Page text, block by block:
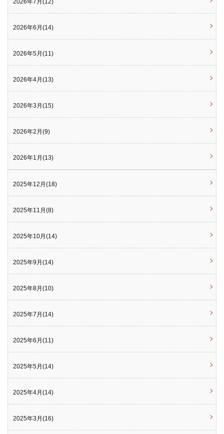
2026年7月(12)
2026年6月(14)
2026年5月(11)
2026年4月(13)
2026年3月(15)
2026年2月(9)
2026年1月(13)
2025年12月(18)
2025年11月(8)
2025年10月(14)
2025年9月(14)
2025年8月(10)
2025年7月(14)
2025年6月(11)
2025年5月(14)
2025年4月(14)
2025年3月(16)